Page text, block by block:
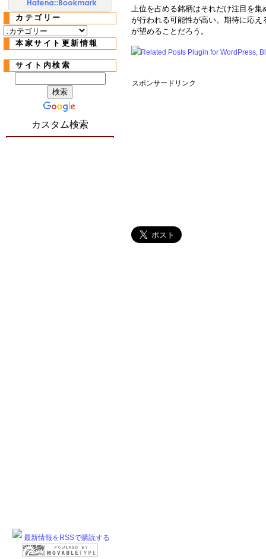
上位を占める銘柄はそれだけ注目を
が行われる可能性が高い。期待に応
が望めることだろう。
スポンサードリンク
カテゴリー
本家サイト更新情報
サイト内検索
カスタム検索
最新情報をRSSで購読する